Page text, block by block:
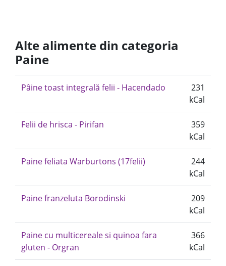
Alte alimente din categoria
Paine
Pâine toast integrală felii - Hacendado
231
kCal
Felii de hrisca - Pirifan
359
kCal
Paine feliata Warburtons (17felii)
244
kCal
Paine franzeluta Borodinski
209
kCal
Paine cu multicereale si quinoa fara
gluten - Orgran
366
kCal